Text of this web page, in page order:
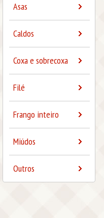
Asas
Caldos
Coxa e sobrecoxa
Filé
Frango inteiro
Miúdos
Outros